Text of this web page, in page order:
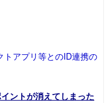
トアプリ等とのID連携の
ントが消えてしまった